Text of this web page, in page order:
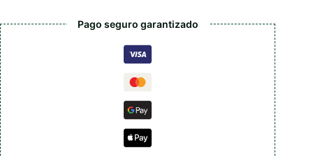
Pago seguro garantizado